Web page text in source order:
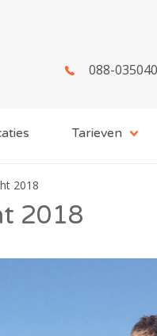
088-
Tarieven
2018
2018